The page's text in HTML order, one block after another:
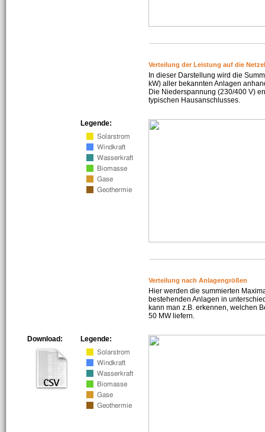
Verteilung der Leistung auf die
In dieser Darstellung wird die
kW) aller bekannten Anlagen
Die Niederspannung (230/400 V)
typischen Hausanschlusses.
Legende:
Verteilung nach Anlagengrößen
Hier werden die summierten
bestehenden Anlagen in
kann man z.B. erkennen, welchen
50 MW liefern.
Legende:
Download: